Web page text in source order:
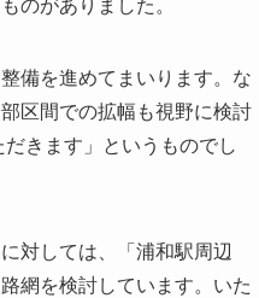
のがありました。
備を進めてまいります。な
区間での拡幅も視野に検討
きます」というものでし
対しては、「浦和駅周辺
網を検討しています。いた